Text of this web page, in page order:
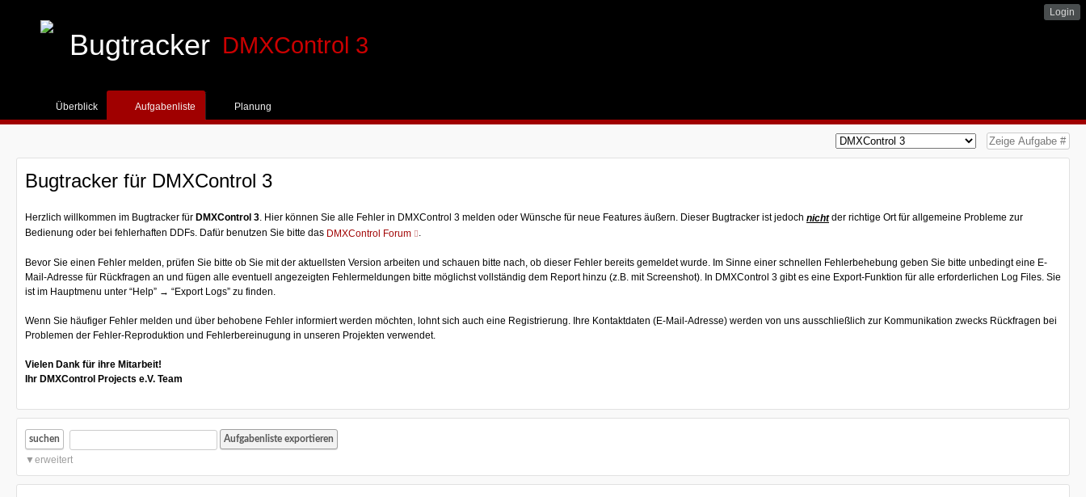
Bugtracker DMXControl 3
Login
Überblick Aufgabenliste Planung
Bugtracker für DMXControl 3
Herzlich willkommen im Bugtracker für DMXControl 3. Hier können Sie alle Fehler in DMXControl 3 melden oder Wünsche für neue Features äußern. Dieser Bugtracker ist jedoch nichtder richtige Ort für allgemeine Probleme zur
Bedienung oder bei fehlerhaften DDFs. Dafür benutzen Sie bitte das DMXControl Forum .
Bevor Sie einen Fehler melden, prüfen Sie bitte ob Sie mit der aktuellsten Version arbeiten und schauen bitte nach, ob dieser Fehler bereits gemeldet wurde. Im Sinne einer schnellen Fehlerbehebung geben Sie bitte unbedingt eine E-
Mail-Adresse für Rückfragen an und fügen alle eventuell angezeigten Fehlermeldungen bitte möglichst vollständig dem Report hinzu (z.B. mit Screenshot). In DMXControl 3 gibt es eine Export-Funktion für alle erforderlichen Log Files. Sie
ist im Hauptmenu unter “Help” → “Export Logs” zu finden.
Wenn Sie häufiger Fehler melden und über behobene Fehler informiert werden möchten, lohnt sich auch eine Registrierung. Ihre Kontaktdaten (E-Mail-Adresse) werden von uns ausschließlich zur Kommunikation zwecks Rückfragen bei
Problemen der Fehler-Reproduktion und Fehlerbereinugung in unseren Projekten verwendet.
Vielen Dank für ihre Mitarbeit!
Ihr DMXControl Projects e.V. Team
suchen
erweitert